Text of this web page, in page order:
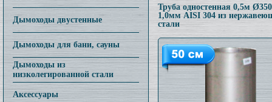
Дымоходы двустенные
Дымоходы для бани, сауны
Дымоходы из
низколегированной стали
Аксессуары
Труба одностенная 0,5м
1,0мм AISI 304 из
стали